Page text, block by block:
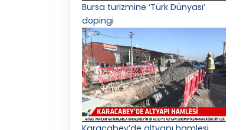
Bursa turizmine ‘Türk Dünyası’
dopingi